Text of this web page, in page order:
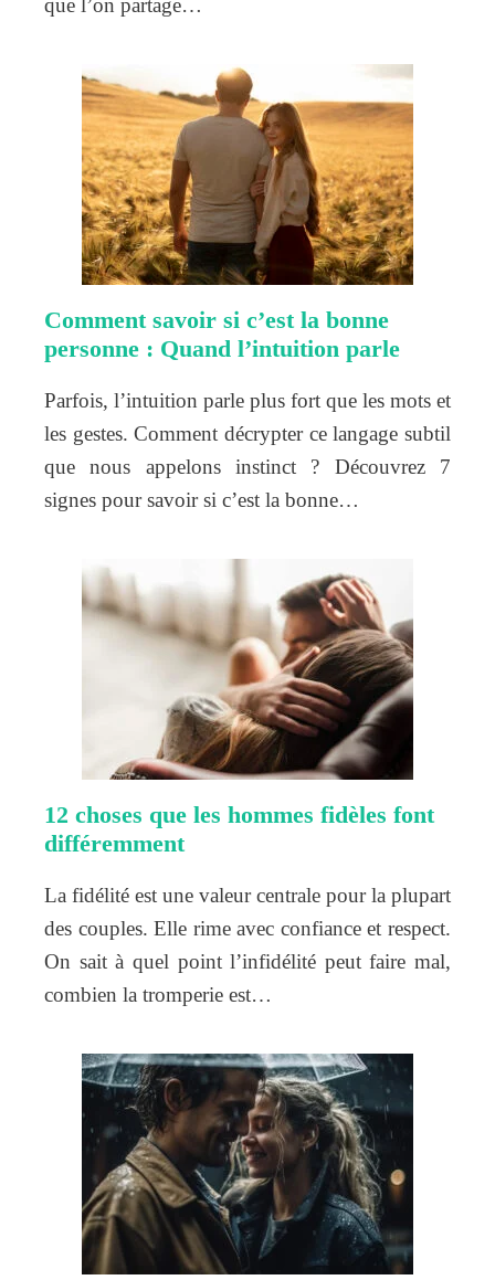
Comment savoir si c’est la bonne
personne : Quand l’intuition parle
Parfois, l’intuition parle plus fort que les mots et
les gestes. Comment décrypter ce langage subtil
que nous appelons instinct ? Découvrez 7
signes pour savoir si c’est la bonne…
12 choses que les hommes fidèles font
différemment
La fidélité est une valeur centrale pour la plupart
des couples. Elle rime avec confiance et respect.
On sait à quel point l’infidélité peut faire mal,
combien la tromperie est…